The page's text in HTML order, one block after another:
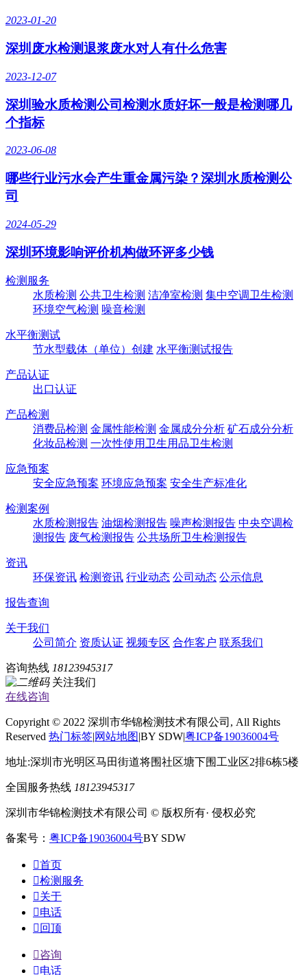
2023-01-20
深圳废水检测退浆废水对人有什么危害
2023-12-07
深圳验水质检测公司检测水质好坏一般是检测哪几
个指标
2023-06-08
哪些行业污水会产生重金属污染？深圳水质检测公
司
2024-05-29
深圳环境影响评价机构做环评多少钱
检测服务
水质检测 公共卫生检测 洁净室检测 集中空调卫生检测
环境空气检测 噪音检测
水平衡测试
节水型载体（单位）创建 水平衡测试报告
产品认证
出口认证
产品检测
消费品检测 金属性能检测 金属成分分析 矿石成分分析
化妆品检测 一次性使用卫生用品卫生检测
应急预案
安全应急预案 环境应急预案 安全生产标准化
检测案例
水质检测报告 油烟检测报告 噪声检测报告 中央空调检
测报告 废气检测报告 公共场所卫生检测报告
资讯
环保资讯 检测资讯 行业动态 公司动态 公示信息
报告查询
关于我们
公司简介 资质认证 视频专区 合作客户 联系我们
咨询热线 18123945317
关注我们
在线咨询
Copyright © 2022 深圳市华锦检测技术有限公司, All Rights
Reserved 热门标签|网站地图|BY SDW|粤ICP备19036004号
地址:深圳市光明区马田街道将围社区塘下围工业区2排6栋5楼
全国服务热线 18123945317
深圳市华锦检测技术有限公司 © 版权所有· 侵权必究
备案号： 粤ICP备19036004号BY SDW
首页
检测服务
关于
电话
 回顶
咨询
电话